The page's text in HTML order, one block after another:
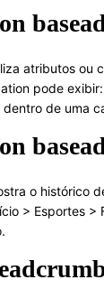
atributos ou
pode
de uma
o histórico
> Esportes